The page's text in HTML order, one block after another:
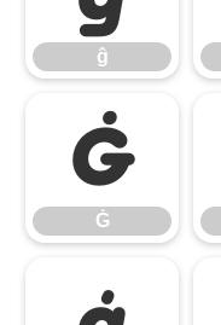
ĝ
Ġ
Ġ